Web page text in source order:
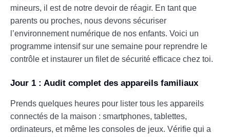
mineurs, il est de notre devoir de réagir. En tant que
parents ou proches, nous devons sécuriser
l’environnement numérique de nos enfants. Voici un
programme intensif sur une semaine pour reprendre le
contrôle et instaurer un filet de sécurité efficace chez toi.
Jour 1 : Audit complet des appareils familiaux
Prends quelques heures pour lister tous les appareils
connectés de la maison : smartphones, tablettes,
ordinateurs, et même les consoles de jeux. Vérifie qui a